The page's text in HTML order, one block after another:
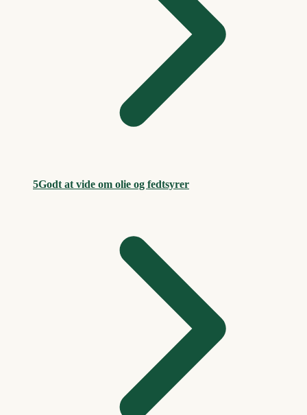
5Godt at vide om olie og fedtsyrer